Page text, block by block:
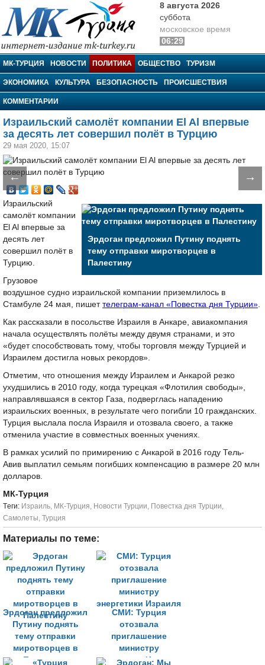
МК-Турция
8 августа 2026
суббота
московское время
06:29
МК-ТУРЦИЯ НОВОСТИ ПОЛИТИКА ОБЩЕСТВО ТУРИЗМ
ЭКОНОМИКА КУЛЬТУРА БЕЗОПАСНОСТЬ ПРОИСШЕСТВИЯ
КОММЕНТАРИИ
Израильский самолёт компании El Al впервые
за десять лет совершил полёт в Турцию
29 мая 2020, 15:07
← →
Эрдоган предложил Путину поднять
тему отправки миротворцев в
Палестину
Израильский
самолёт компании
El Al впервые за
десять лет
совершил полёт в
Турцию.
Грузовое
воздушное судно израильской компании приземлилось в
Стамбуле 24 мая, пишет телеграм-канал «Повестка дня Турции».
Как рассказали в посольстве Израиля в Анкаре, авиакомпания
начала осуществлять полёты между двумя странами, и это
«будет способствовать тому, чтобы торговля между Турцией и
Израилем достигла новых рекордов».
Отметим, что отношения между Израилем и Анкарой резко
ухудшились в 2010 году, когда турецкая «Флотилия свободы»,
направлявшаяся в сектор Газа, подверглась нападению
израильских военных, в результате чего погибли 10 гражданских.
Турция выслала посла Израиля и отозвала своего, а также
отменила участие в совместных военных учениях.
В рамках усилий по примирению с Анкарой в 2016 году Тель-
Авив выплатил семьям погибших компенсацию в размере 20 млн
долларов.
МК-Турция
Tеги: Израиль, МК-Турция, Новости Турции, Повестка дня Турции,
Самолеты, Турция
Материалы по теме:
Эрдоган предложил
Путину поднять
тему отправки
миротворцев в
Палестину
СМИ: Турция
отозвала
приглашение
министру
энергетики Израиля